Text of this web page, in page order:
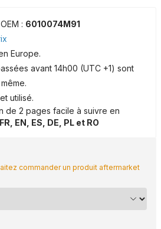
: 6010074M91
Europe.
avant 14h00 (UTC +1) sont
utilisé.
de 2 pages facile à suivre en
FR, EN, ES, DE, PL et RO
commander un produit aftermarket